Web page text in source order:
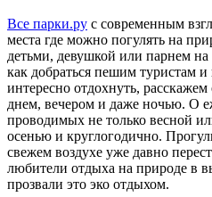
Все парки.ру с современным
места где можно погулять на
детьми, девушкой или парнем
как добраться пешим туристам
интересно отдохнуть,
днем, вечером и даже ночью. О
проводимых не только весной
осенью и круглогодично.
свежем воздухе уже давно
любители отдыха на природе в
прозвали это эко отдыхом.